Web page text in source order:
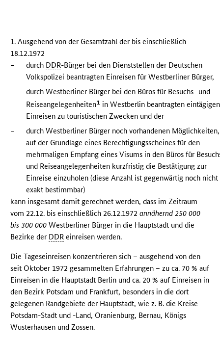
1. Ausgehend von der Gesamtzahl der bis einschließlich
18.12.1972
–
durch DDR-Bürger bei den Dienststellen der Deutschen
Volkspolizei beantragten Einreisen für Westberliner Bürger,
–
durch Westberliner Bürger bei den Büros für Besuchs- und
Reiseangelegenheiten1 in Westberlin beantragten eintägigen
Einreisen zu touristischen Zwecken und der
–
durch Westberliner Bürger noch vorhandenen Möglichkeiten,
auf der Grundlage eines Berechtigungsscheines für den
mehrmaligen Empfang eines Visums in den Büros für
und Reiseangelegenheiten kurzfristig die Bestätigung zur
Einreise einzuholen (diese Anzahl ist gegenwärtig noch nicht
exakt bestimmbar)
kann insgesamt damit gerechnet werden, dass im Zeitraum
vom 22.12. bis einschließlich 26.12.1972annähernd 250 000
bis 300 000Westberliner Bürger in die Hauptstadt und die
Bezirke der DDR einreisen werden.
Die Tageseinreisen konzentrieren sich – ausgehend von den
seit Oktober 1972 gesammelten Erfahrungen – zu ca. 70 % auf
Einreisen in die Hauptstadt Berlin und ca. 20 % auf Einreisen in
den Bezirk Potsdam und Frankfurt, besonders in die dort
gelegenen Randgebiete der Hauptstadt, wie z. B. die Kreise
Potsdam-Stadt und -Land, Oranienburg, Bernau, Königs
Wusterhausen und Zossen.